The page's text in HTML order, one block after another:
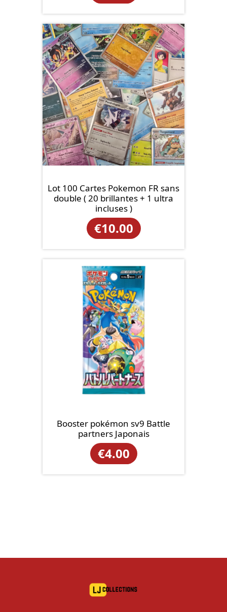
Lot 100 Cartes Pokemon FR sans
double ( 20 brillantes + 1 ultra
incluses )
€10.00
Booster pokémon sv9 Battle
partners Japonais
€4.00